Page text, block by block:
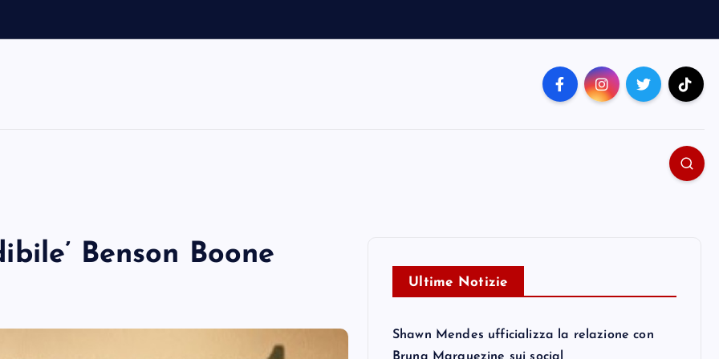
Benson Boone
Ultime Notizie
Shawn Mendes ufficializza la relazione con
Bruna Marquezine sui social